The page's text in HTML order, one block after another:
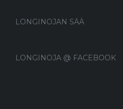
LONGINOJAN SÄÄ
LONGINOJA @ FACEBOOK